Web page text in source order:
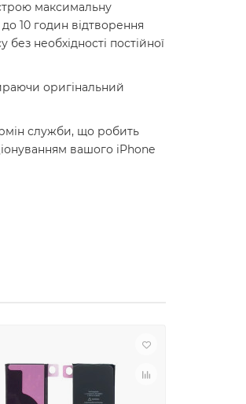
максимальну
10 годин відтворення
необхідності постійної
оригінальний
служби, що робить
вашого iPhone